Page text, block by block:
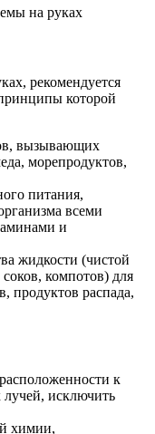
рекомендуется
которой
вызывающих
морепродуктов,
питания,
всеми
и
жидкости (чистой
компотов) для
продуктов распада,
к
лучей, исключить
химии,